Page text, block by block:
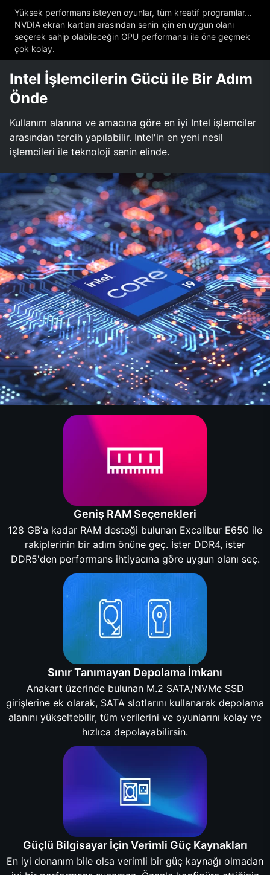
Yüksek performans isteyen oyunlar, tüm kreatif programlar...
NVDIA ekran kartları arasından senin için en uygun olanı
seçerek sahip olabileceğin GPU performansı ile öne geçmek
çok kolay.
Intel İşlemcilerin Gücü ile Bir Adım
Önde
Kullanım alanına ve amacına göre en iyi Intel işlemciler
arasından tercih yapılabilir. Intel'in en yeni nesil
işlemcileri ile teknoloji senin elinde.
Geniş RAM Seçenekleri
128 GB'a kadar RAM desteği bulunan Excalibur E650 ile
rakiplerinin bir adım önüne geç. İster DDR4, ister
DDR5'den performans ihtiyacına göre uygun olanı seç.
Sınır Tanımayan Depolama İmkanı
Anakart üzerinde bulunan M.2 SATA/NVMe SSD
girişlerine ek olarak, SATA slotlarını kullanarak depolama
alanını yükseltebilir, tüm verilerini ve oyunlarını kolay ve
hızlıca depolayabilirsin.
Güçlü Bilgisayar İçin Verimli Güç Kaynakları
En iyi donanım bile olsa verimli bir güç kaynağı olmadan